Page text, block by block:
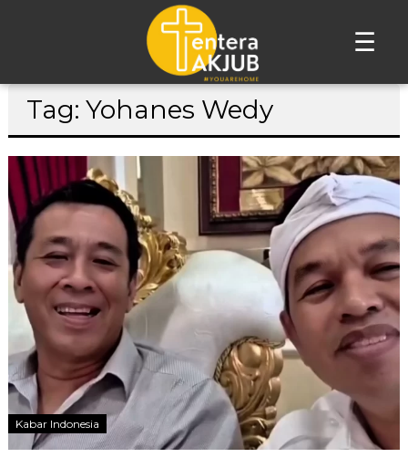
☰
Lompat
Tag: Yohanes Wedy
Kabar Indonesia